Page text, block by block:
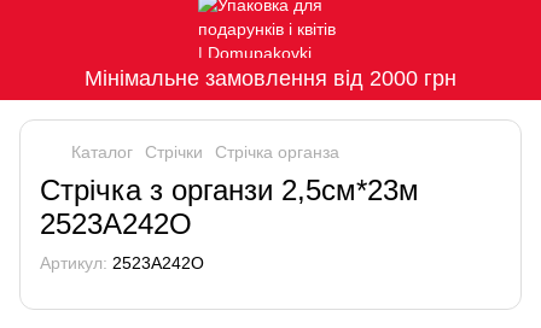
Мінімальне замовлення від 2000 грн
Каталог Стрічки Стрічка органза
Стрічка з органзи 2,5см*23м
2523A242O
Артикул: 2523A242O